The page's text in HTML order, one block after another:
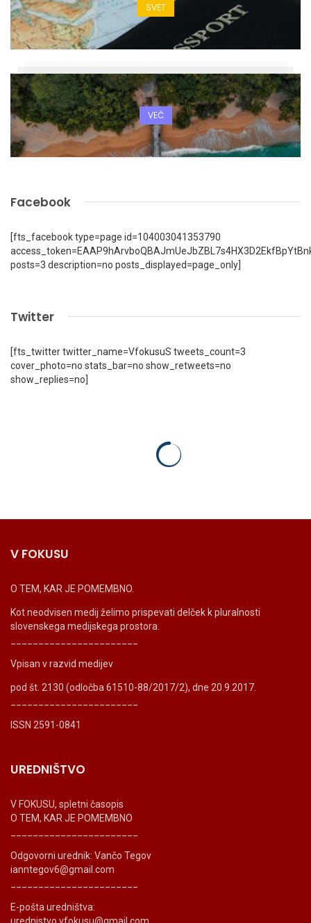
SVET
VEČ
Facebook
[fts_facebook type=page id=104003041353790
posts=3 description=no posts_displayed=page_only]
Twitter
[fts_twitter twitter_name=VfokusuS tweets_count=3
cover_photo=no stats_bar=no show_retweets=no
show_replies=no]
V FOKUSU
O TEM, KAR JE POMEMBNO.
Kot neodvisen medij želimo prispevati delček k pluralnosti
slovenskega medijskega prostora.
Vpisan v razvid medijev
pod št. 2130 (odločba 61510-88/2017/2), dne 20.9.2017.
ISSN 2591-0841
UREDNIŠTVO
V FOKUSU, spletni časopis
O TEM, KAR JE POMEMBNO
Odgovorni urednik: Vančo Tegov
ianntegov6@gmail.com
E-pošta uredništva: